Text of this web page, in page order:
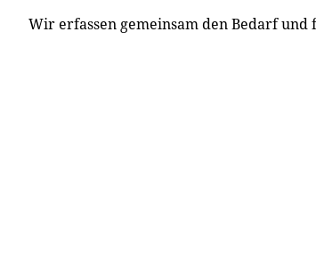
Wir erfassen gemeinsam den Bedarf